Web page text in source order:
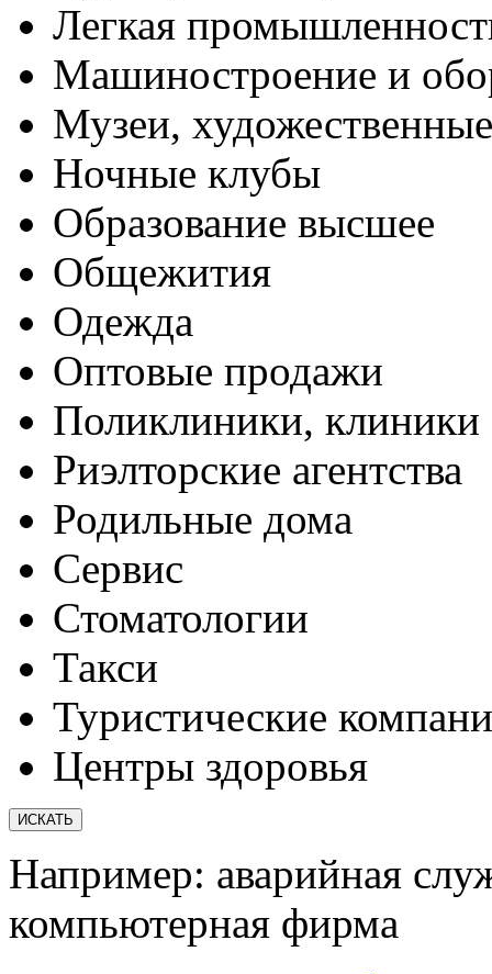
Легкая
Машиностроение и
Музеи,
Ночные клубы
Образование высшее
Общежития
Одежда
Оптовые продажи
Поликлиники, клиники
Риэлторские агентства
Родильные дома
Сервис
Стоматологии
Такси
Туристические
Центры здоровья
Например: аварийная
компьютерная фирма